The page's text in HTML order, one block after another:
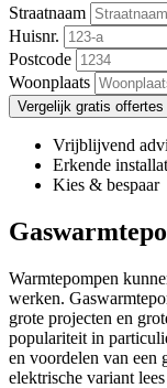
Straatnaam
Huisnr.
Postcode
Woonplaats
Vergelijk gratis offertes
Vrijblijvend
Erkende
Kies & bespaar
Warmtepompen
werken.
grote projecten en
populariteit in
en voordelen van een
elektrische variant